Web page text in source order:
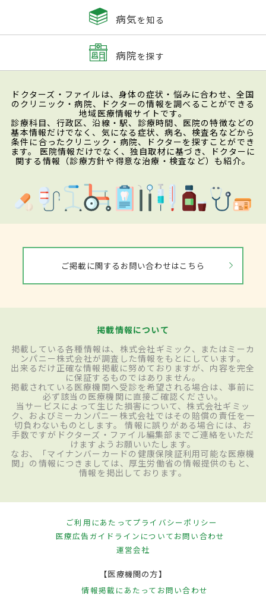
病気を知る
病院を探す
ドクターズ・ファイルは、身体の症状・悩みに合わせ、全国
のクリニック・病院、ドクターの情報を調べることができる
地域医療情報サイトです。
診療科目、行政区、沿線・駅、診療時間、医院の特徴などの
基本情報だけでなく、気になる症状、病名、検査名などから
条件に合ったクリニック・病院、ドクターを探すことができ
ます。 医院情報だけでなく、独自取材に基づき、ドクターに
関する情報（診療方針や得意な治療・検査など）も紹介。
ご掲載に関するお問い合わせはこちら
掲載情報について
掲載している各種情報は、株式会社ギミック、またはミーカ
ンパニー株式会社が調査した情報をもとにしています。
出来るだけ正確な情報掲載に努めておりますが、内容を完全
に保証するものではありません。
掲載されている医療機関へ受診を希望される場合は、事前に
必ず該当の医療機関に直接ご確認ください。
当サービスによって生じた損害について、株式会社ギミッ
ク、およびミーカンパニー株式会社ではその賠償の責任を一
切負わないものとします。 情報に誤りがある場合には、お
手数ですがドクターズ・ファイル編集部までご連絡をいただ
けますようお願いいたします。
なお、「マイナンバーカードの健康保険証利用可能な医療機
関」の情報につきましては、厚生労働省の情報提供のもと、
情報を掲出しております。
ご利用にあたってプライバシーポリシー
医療広告ガイドラインについてお問い合わせ
運営会社
【医療機関の方】
情報掲載にあたって お問い合わせ